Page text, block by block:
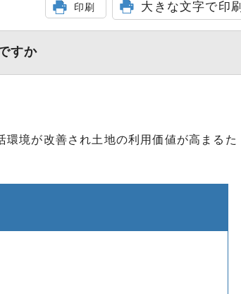
印刷 大きな文字で印刷
すか
境が改善され土地の利用価値が高まるた